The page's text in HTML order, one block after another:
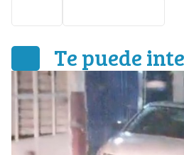
Te puede